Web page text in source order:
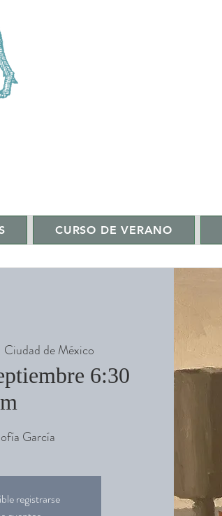
CURSO DE VERANO
Ciudad de México
6:30
García
registrarse